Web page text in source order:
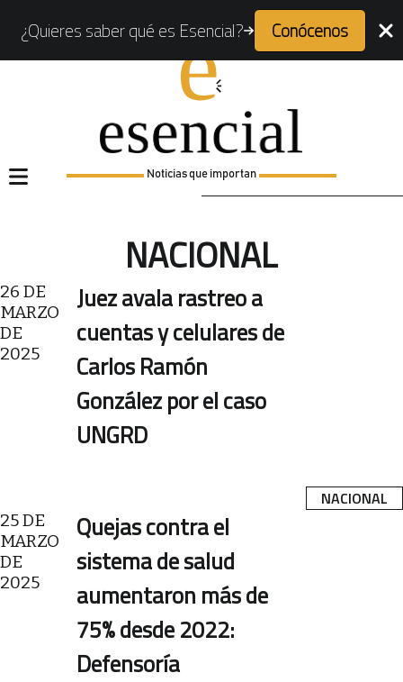
¿Quieres saber qué es Esencial? Conócenos
Noticias que importan
NACIONAL
NACIONAL
26 DE
MARZO
DE
2025
Juez avala rastreo a
cuentas y celulares de
Carlos Ramón
González por el caso
UNGRD
25 DE
MARZO
DE
2025
Quejas contra el
sistema de salud
aumentaron más de
75% desde 2022:
Defensoría